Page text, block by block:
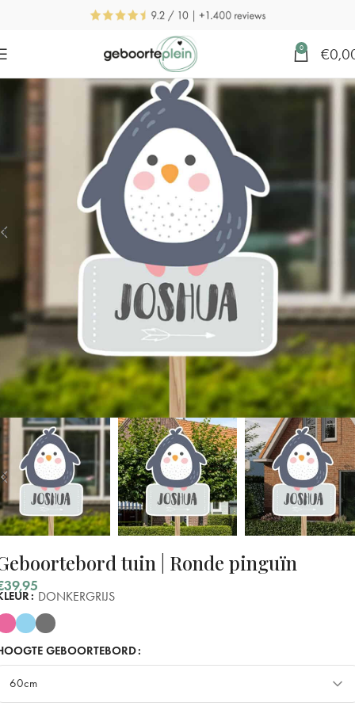
0 €
tuin | Ronde pinguïn
39,95
DONKERGRIJS
GEBOORTEBORD
60cm